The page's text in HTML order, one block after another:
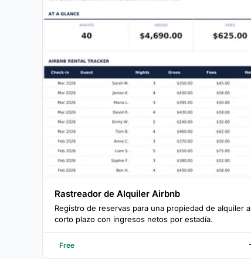
Rastreador de Alquiler Airbnb
Registro de reservas para una propiedad de alquiler a
corto plazo con ingresos netos por estadía.
Free